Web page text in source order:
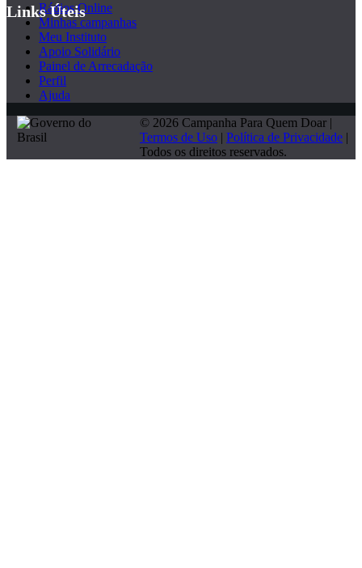
Links Úteis
Rádios Online
Minhas campanhas
Meu Instituto
Apoio Solidário
Painel de Arrecadação
Perfil
Ajuda
© 2026 Campanha Para Quem Doar |
Termos de Uso | Política de Privacidade |
Todos os direitos reservados.